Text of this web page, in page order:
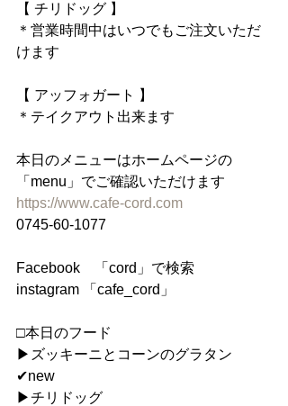
【 チリドッグ 】
＊営業時間中はいつでもご注文いただ
けます
【 アッフォガート 】
＊テイクアウト出来ます
本日のメニューはホームページの
「menu」でご確認いただけます
https://www.cafe-cord.com
0745-60-1077
Facebook　「cord」で検索
instagram 「cafe_cord」
□本日のフード
▶︎ズッキーニとコーンのグラタン
✔︎new
▶︎チリドッグ